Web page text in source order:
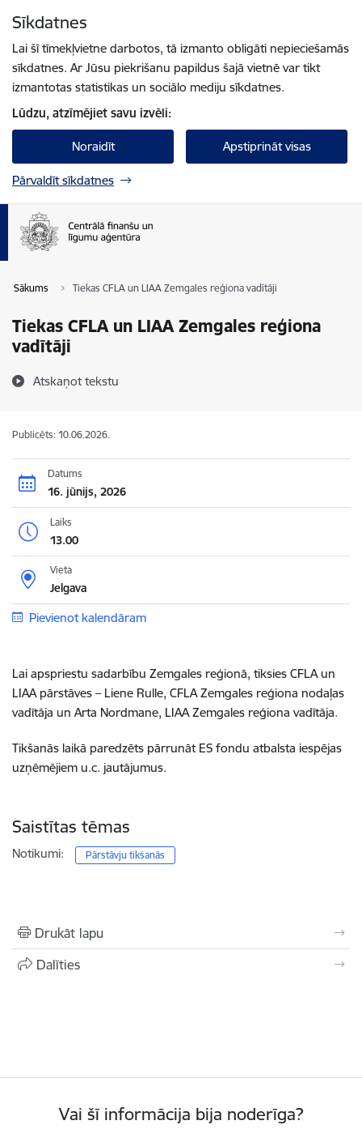
Sīkdatnes
Lai šī tīmekļvietne darbotos, tā izmanto obligāti nepieciešamās
sīkdatnes. Ar Jūsu piekrišanu papildus šajā vietnē var tikt
izmantotas statistikas un sociālo mediju sīkdatnes.
Lūdzu, atzīmējiet savu izvēli:
Noraidīt Apstiprināt visas
Pārvaldīt sīkdatnes
Sākums Tiekas CFLA un LIAA Zemgales reģiona vadītāji
Tiekas CFLA un LIAA Zemgales reģiona
vadītāji
Atskaņot tekstu
Publicēts: 10.06.2026.
Datums
16. jūnijs, 2026
Laiks
13.00
Vieta
Jelgava
Pievienot kalendāram
Lai apspriestu sadarbību Zemgales reģionā, tiksies CFLA un
LIAA pārstāves – Liene Rulle, CFLA Zemgales reģiona nodaļas
vadītāja un Arta Nordmane, LIAA Zemgales reģiona vadītāja.
Tikšanās laikā paredzēts pārrunāt ES fondu atbalsta iespējas
uzņēmējiem u.c. jautājumus.
Saistītas tēmas
Notikumi: Pārstāvju tikšanās
Drukāt lapu
Dalīties
Vai šī informācija bija noderīga?